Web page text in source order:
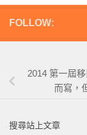
FOLLOW:
2014 第一屆
而寫，
搜尋站上文章